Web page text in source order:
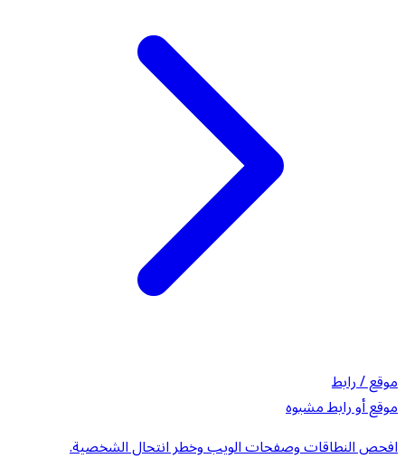
موقع / رابط
موقع أو رابط مشبوه
افحص النطاقات وصفحات الويب وخطر انتحال الشخصية.